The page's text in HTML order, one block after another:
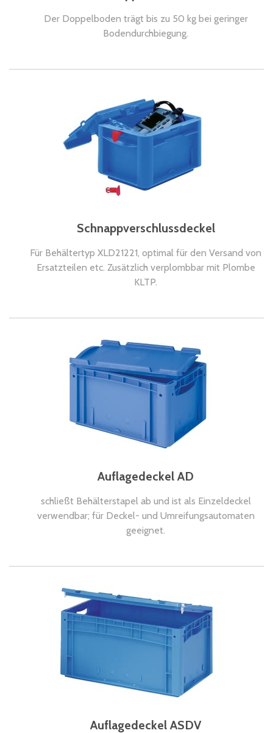
Der Doppelboden trägt bis zu 50 kg bei geringer
Bodendurchbiegung.
Schnappverschlussdeckel
Für Behältertyp XLD21221, optimal für den Versand von
Ersatzteilen etc. Zusätzlich verplombbar mit Plombe
KLTP.
Auflagedeckel AD
schließt Behälterstapel ab und ist als Einzeldeckel
verwendbar; für Deckel- und Umreifungsautomaten
geeignet.
Auflagedeckel ASDV